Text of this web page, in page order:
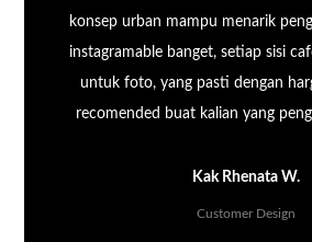
konsep urban mampu menarik
instagramable banget, setiap sisi
untuk foto, yang pasti dengan
recomended buat kalian yang
Kak Rhenata W.
Customer Design